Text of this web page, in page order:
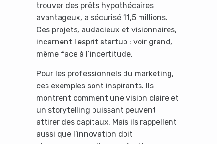
trouver des prêts hypothécaires
avantageux, a sécurisé 11,5 millions.
Ces projets, audacieux et visionnaires,
incarnent l’esprit startup : voir grand,
même face à l’incertitude.
Pour les professionnels du marketing,
ces exemples sont inspirants. Ils
montrent comment une vision claire et
un storytelling puissant peuvent
attirer des capitaux. Mais ils rappellent
aussi que l’innovation doit